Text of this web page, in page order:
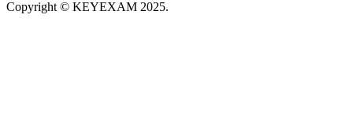
Copyright © KEYEXAM 2025.